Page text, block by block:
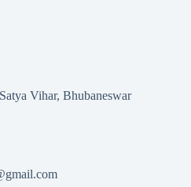
Vihar, Bhubaneswar